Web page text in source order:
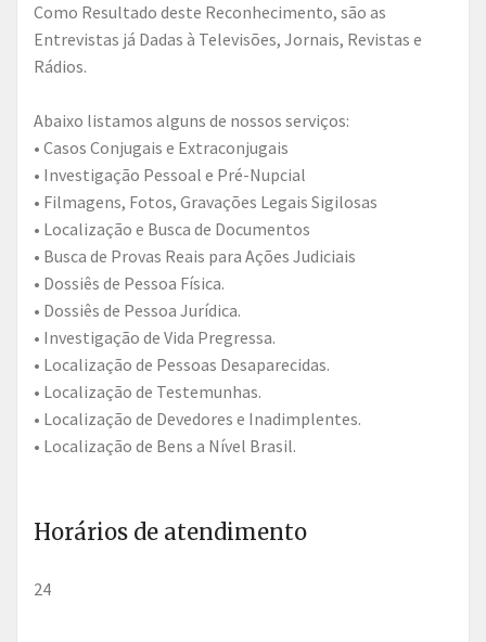
Como Resultado deste Reconhecimento, são as
Entrevistas já Dadas à Televisões, Jornais, Revistas e
Rádios.
Abaixo listamos alguns de nossos serviços:
• Casos Conjugais e Extraconjugais
• Investigação Pessoal e Pré-Nupcial
• Filmagens, Fotos, Gravações Legais Sigilosas
• Localização e Busca de Documentos
• Busca de Provas Reais para Ações Judiciais
• Dossiês de Pessoa Física.
• Dossiês de Pessoa Jurídica.
• Investigação de Vida Pregressa.
• Localização de Pessoas Desaparecidas.
• Localização de Testemunhas.
• Localização de Devedores e Inadimplentes.
• Localização de Bens a Nível Brasil.
Horários de atendimento
24